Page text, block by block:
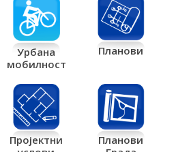
Урбана
мобилност
Планови
Пројектни
Планови